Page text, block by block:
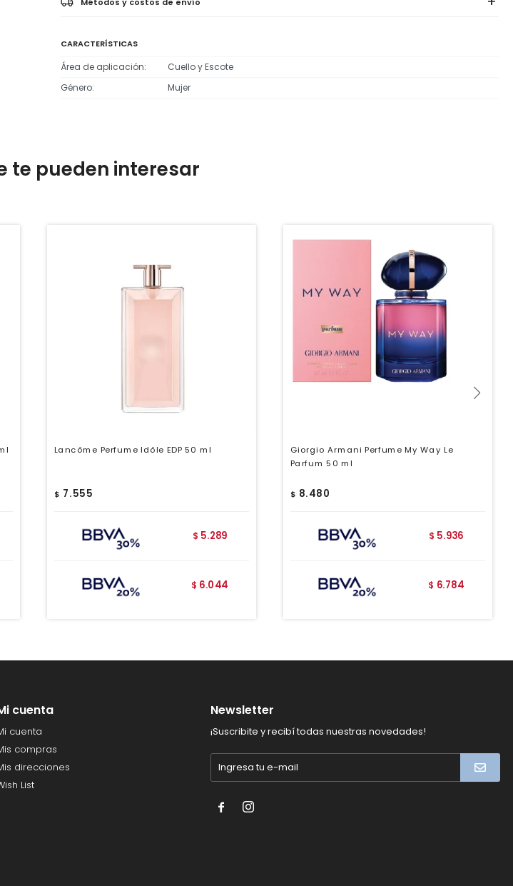
CARACTERÍSTICAS
Área de aplicación
Cuello y Escote
Género
Mujer
te pueden interesar
Lancôme Perfume Idôle EDP 50 ml
$ 7.555
$ 5.289
$ 6.044
Giorgio Armani Perfume My Way Le
Parfum 50 ml
$ 8.480
$ 5.936
$ 6.784
cuenta
cuenta
compras
direcciones
List
Newsletter
¡Suscribite y recibí todas nuestras novedades!
 